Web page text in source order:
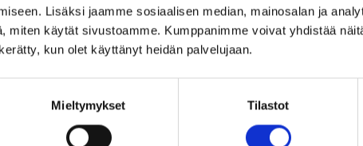
Lisäksi jaamme sosiaalisen median, mainosalan ja
miten käytät sivustoamme. Kumppanimme voivat yhdistää
kun olet käyttänyt heidän palvelujaan.
Mieltymykset Tilastot
Lisää koriin22,00 € Lisää koriin79,00 €